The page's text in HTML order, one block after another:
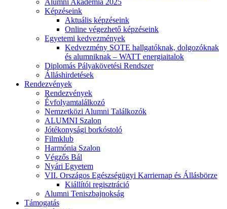
Alumni Akadémia 2025
Képzéseink
Aktuális képzéseink
Online végezhető képzéseink
Egyetemi kedvezmények
Kedvezmény SOTE hallgatóknak, dolgozóknak
és alumniknak – WATT energiaitalok
Diplomás Pályakövetési Rendszer
Álláshirdetések
Rendezvények
Rendezvények
Évfolyamtalálkozó
Nemzetközi Alumni Találkozók
ALUMNI Szalon
Jótékonysági borkóstoló
Filmklub
Harmónia Szalon
Végzős Bál
Nyári Egyetem
VII. Országos Egészségügyi Karriernap és Állásbörze
Kiállítói regisztráció
Alumni Teniszbajnokság
Támogatás